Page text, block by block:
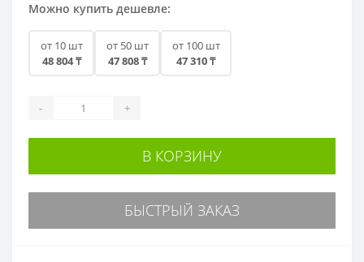
Можно купить дешевле:
от 10 шт
48 804 ₸
от 50 шт
47 808 ₸
от 100 шт
47 310 ₸
- +
В КОРЗИНУ
БЫСТРЫЙ ЗАКАЗ